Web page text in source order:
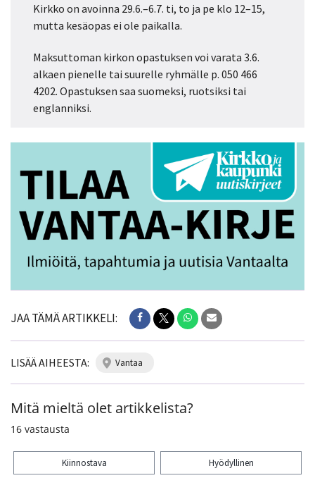
Kirkko on avoinna 29.6.–6.7. ti, to ja pe klo 12–15,
mutta kesäopas ei ole paikalla.
Maksuttoman kirkon opastuksen voi varata 3.6.
alkaen pienelle tai suurelle ryhmälle p. 050 466
4202. Opastuksen saa suomeksi, ruotsiksi tai
englanniksi.
JAA TÄMÄ ARTIKKELI:
LISÄÄ AIHEESTA: vantaa
Mitä mieltä olet artikkelista?
16 vastausta
Kiinnostava Hyödyllinen